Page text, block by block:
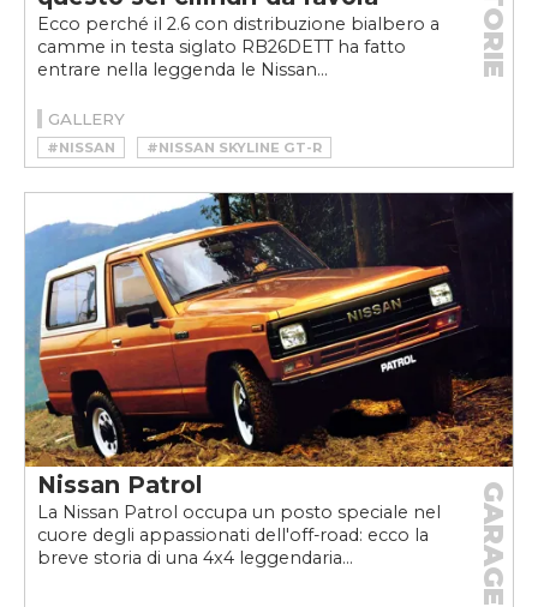
Ecco perché il 2.6 con distribuzione bialbero a
camme in testa siglato RB26DETT ha fatto
entrare nella leggenda le Nissan...
GALLERY
#NISSAN
#NISSAN SKYLINE GT-R
#RB26DETT
Nissan Patrol
La Nissan Patrol occupa un posto speciale nel
cuore degli appassionati dell'off-road: ecco la
breve storia di una 4x4 leggendaria...
GARAGE